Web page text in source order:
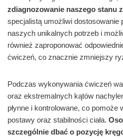
zdiagnozowanie naszego stanu
specjalistą umożliwi dostosowanie
naszych unikalnych potrzeb i
również zaproponować
ćwiczeń, co znacznie zmniejszy
Podczas wykonywania ćwiczeń
oraz ekstremalnych kątów
płynne i kontrolowane, co pomoże
postawy oraz stabilności ciała.
szczególnie dbać o pozycję